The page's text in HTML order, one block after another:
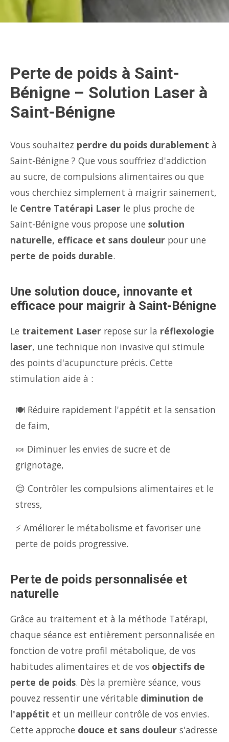
Perte de poids à Saint-
Bénigne – Solution Laser à
Saint-Bénigne
Vous souhaitez perdre du poids durablement à
Saint-Bénigne ? Que vous souffriez d'addiction
au sucre, de compulsions alimentaires ou que
vous cherchiez simplement à maigrir sainement,
le Centre Tatérapi Laser le plus proche de
Saint-Bénigne vous propose une solution
naturelle, efficace et sans douleur pour une
perte de poids durable.
Une solution douce, innovante et
efficace pour maigrir à Saint-Bénigne
Le traitement Laser repose sur la réflexologie
laser, une technique non invasive qui stimule
des points d'acupuncture précis. Cette
stimulation aide à :
🍽️ Réduire rapidement l'appétit et la sensation
de faim,
🍬 Diminuer les envies de sucre et de
grignotage,
😌 Contrôler les compulsions alimentaires et le
stress,
⚡ Améliorer le métabolisme et favoriser une
perte de poids progressive.
Perte de poids personnalisée et
naturelle
Grâce au traitement et à la méthode Tatérapi,
chaque séance est entièrement personnalisée en
fonction de votre profil métabolique, de vos
habitudes alimentaires et de vos objectifs de
perte de poids. Dès la première séance, vous
pouvez ressentir une véritable diminution de
l'appétit et un meilleur contrôle de vos envies.
Cette approche douce et sans douleur s'adresse